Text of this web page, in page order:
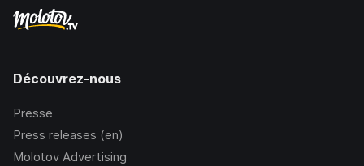
Découvrez-nous
Presse
Press releases (en)
Molotov Advertising